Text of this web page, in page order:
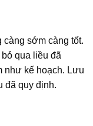
càng sớm càng tốt.
qua liều đã
như kế hoạch. Lưu
đã quy định.